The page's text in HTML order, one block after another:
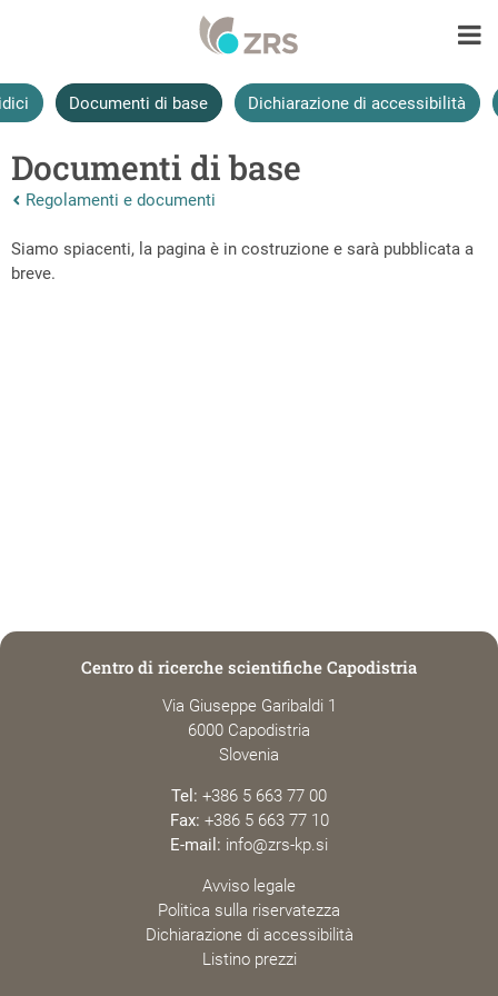
Documenti di base Dichiarazione di accessibilità
Documenti di base
Nazaj na vrhnjo stran:
Regolamenti e documenti
Siamo spiacenti, la pagina è in costruzione e sarà pubblicata a
breve.
Centro di ricerche scientifiche Capodistria
Via Giuseppe Garibaldi 1
6000 Capodistria
Slovenia
Tel: +386 5 663 77 00
Fax: +386 5 663 77 10
E-mail: info@zrs-kp.si
Avviso legale
Politica sulla riservatezza
Dichiarazione di accessibilità
Listino prezzi